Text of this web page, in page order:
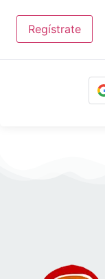
Regístrate